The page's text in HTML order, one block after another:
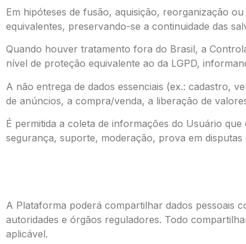
Em hipóteses de fusão, aquisição, reorganização
equivalentes, preservando-se a continuidade das
Quando houver tratamento fora do Brasil, a
nível de proteção equivalente ao da LGPD,
A não entrega de dados essenciais (ex.: cadastro,
de anúncios, a compra/venda, a liberação de
É permitida a coleta de informações do Usuário
segurança, suporte, moderação, prova em
A Plataforma poderá compartilhar dados pessoais
autoridades e órgãos reguladores. Todo
aplicável.